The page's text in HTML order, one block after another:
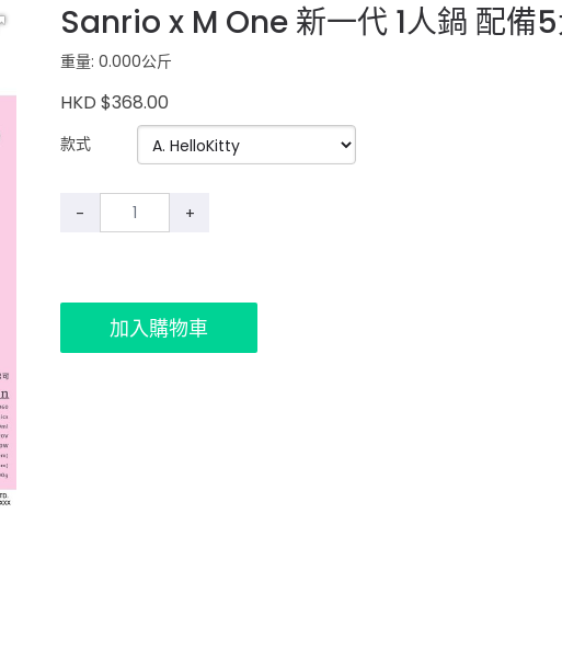
Sanrio x M One 新一代 1人鍋 配備
重量: 0.000公斤
HKD $368.00
款式
- +
加入購物車